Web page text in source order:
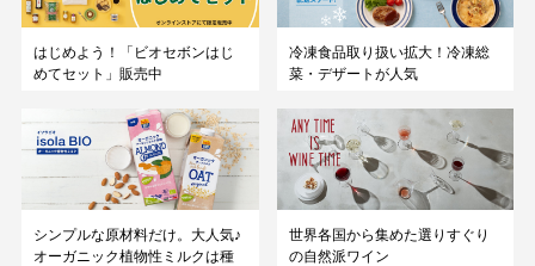
はじめよう！「ビオセボンはじ
めてセット」販売中
冷凍食品取り扱い拡大！冷凍総
菜・デザートが人気
シンプルな原材料だけ。大人気♪
オーガニック植物性ミルクは種
世界各国から集めた選りすぐり
の自然派ワイン